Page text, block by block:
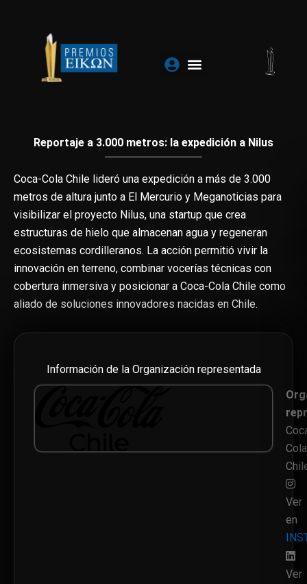
contenido
Reportaje a 3.000 metros: la expedición a Nilus
Coca-Cola Chile lideró una expedición a más de 3.000
metros de altura junto a El Mercurio y Meganoticias para
visibilizar el proyecto Nilus, una startup que crea
estructuras de hielo que almacenan agua y regeneran
ecosistemas cordilleranos. La acción permitió vivir la
innovación en terreno, combinar vocerías técnicas con
cobertura inmersiva y posicionar a Coca-Cola Chile como
aliado de soluciones innovadores nacidas en Chile.
Información de la Organización representada
Cola
Ver
en
Ver